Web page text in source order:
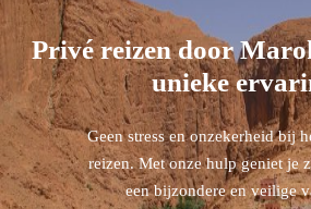
Privé reizen door
unieke
Geen stress en onzekerheid bij
reizen. Met onze hulp geniet je
een bijzondere en veilige